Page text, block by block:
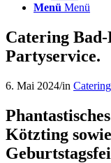
Menü Menü
Catering
Partyservice.
6. Mai 2024/in Catering
Kötzting